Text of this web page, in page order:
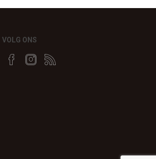
VOLG ONS